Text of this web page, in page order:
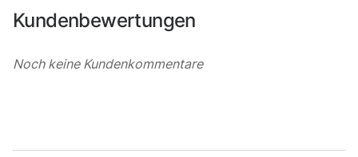
Kundenbewertungen
Noch keine Kundenkommentare